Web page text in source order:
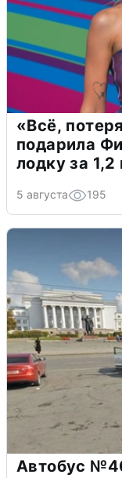
«Всё,
подарила
лодку за
5 августа 195
Автобус